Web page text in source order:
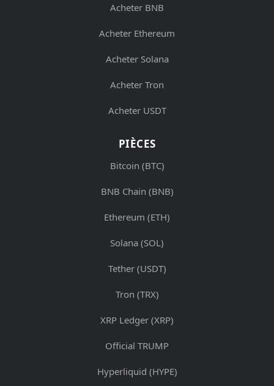
Acheter BNB
Acheter Ethereum
Acheter Solana
Acheter Tron
Acheter USDT
PIÈCES
Bitcoin (BTC)
BNB Chain (BNB)
Ethereum (ETH)
Solana (SOL)
Tether (USDT)
Tron (TRX)
XRP Ledger (XRP)
Official TRUMP
Hyperliquid (HYPE)